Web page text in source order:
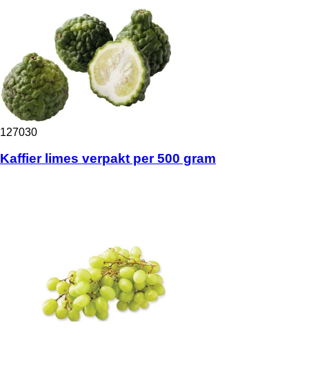
127030
Kaffier limes verpakt per 500 gram